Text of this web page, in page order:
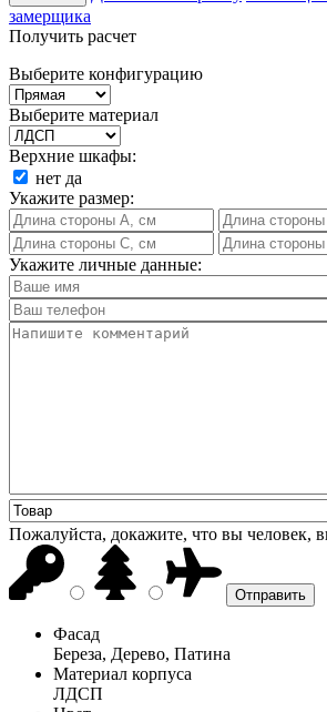
замерщика
Получить расчет
Выберите конфигурацию
Выберите материал
Верхние шкафы:
нет да
Укажите размер:
Укажите личные данные:
Пожалуйста, докажите, что вы человек,
Фасад
Береза, Дерево, Патина
Материал корпуса
ЛДСП